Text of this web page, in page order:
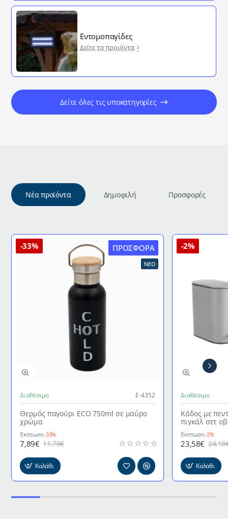
Εντομοπαγίδες
Δείτε τα προιόντα
Δείτε όλες τις υποκατηγορίες
Νέα προϊόντα Δημοφιλή Προσφορές
ΠΡΟΣΦΟΡΆ
ΝΈΟ
-33%
Διαθέσιμο Ε-4352
Θερμός παγούρι ECO 750ml σε μαύρο
χρώμα
Έκπτωση-33%
7,89€ 11,78€
Καλάθι
-2%
Διαθέσιμο
Κάδος με
πιγκάλ σετ
Έκπτωση-2%
23,58€
Καλάθι